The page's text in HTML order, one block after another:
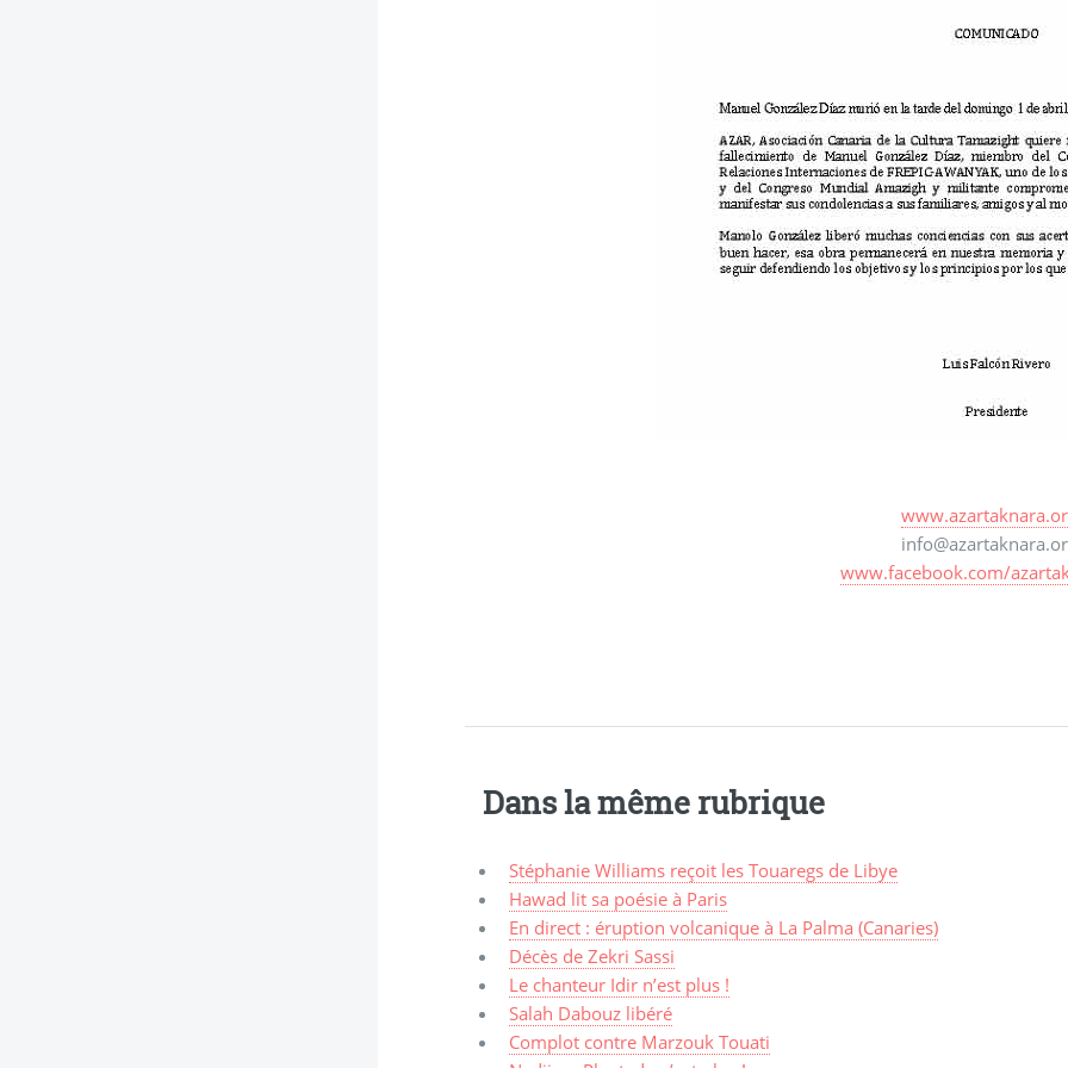
www.facebook.com/
Dans la même rubrique
Stéphanie Williams reçoit les Touaregs de Libye
Hawad lit sa poésie à Paris
En direct : éruption volcanique à La Palma (Canaries)
Décès de Zekri Sassi
Le chanteur Idir n’est plus !
Salah Dabouz libéré
Complot contre Marzouk Touati